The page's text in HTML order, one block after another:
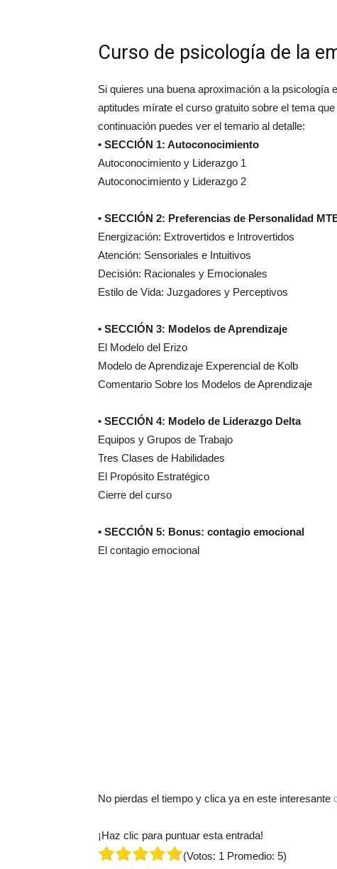
Curso de psicología de la
Si quieres una buena aproximación a la
aptitudes mírate el curso gratuito sobre el tema
continuación puedes ver el temario al detalle:
• SECCIÓN 1: Autoconocimiento
Autoconocimiento y Liderazgo 1
Autoconocimiento y Liderazgo 2
• SECCIÓN 2: Preferencias de Personalidad
Energización: Extrovertidos e Introvertidos
Atención: Sensoriales e Intuitivos
Decisión: Racionales y Emocionales
Estilo de Vida: Juzgadores y Perceptivos
• SECCIÓN 3: Modelos de Aprendizaje
El Modelo del Erizo
Modelo de Aprendizaje Experencial de Kolb
Comentario Sobre los Modelos de Aprendizaje
• SECCIÓN 4: Modelo de Liderazgo Delta
Equipos y Grupos de Trabajo
Tres Clases de Habilidades
El Propósito Estratégico
Cierre del curso
• SECCIÓN 5: Bonus: contagio emocional
El contagio emocional
No pierdas el tiempo y clica ya en este interesante
¡Haz clic para puntuar esta entrada!
(Votos: 1 Promedio: 5)